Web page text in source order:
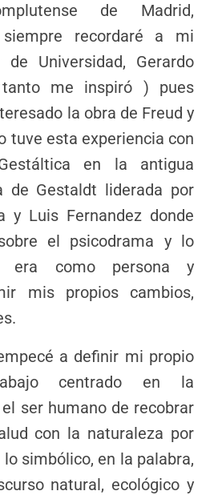
de Madrid,
recordaré a mi
Universidad, Gerardo
tanto me inspiró ) pues
la obra de Freud y
tuve esta experiencia con
en la antigua
de Gestaldt liderada por
y Luis Fernandez donde
el psicodrama y lo
era como persona y
mis propios cambios,
a definir mi propio
centrado en la
ser humano de recobrar
con la naturaleza por
simbólico, en la palabra,
natural, ecológico y